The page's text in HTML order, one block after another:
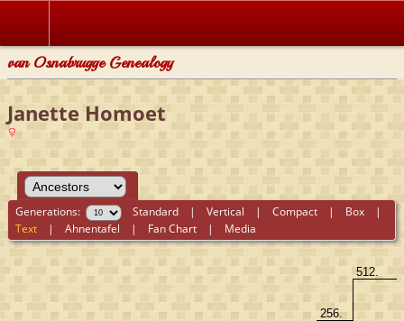
van Osnabrugge Genealogy
Janette Homoet
Generations: Standard |Vertical |Compact | Box |
Text |Ahnentafel | Fan Chart | Media
256.
512.